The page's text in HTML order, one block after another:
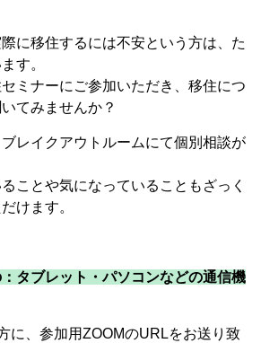
に移住するには不安という方は、た
す。
ミナーにご参加いただき、移住につ
てみませんか？
レイクアウトルームにて個別相談が
ことや気になっていることもざっく
けます。
タブレット・パソコンなどの通信機
に、参加用ZOOMのURLをお送り致